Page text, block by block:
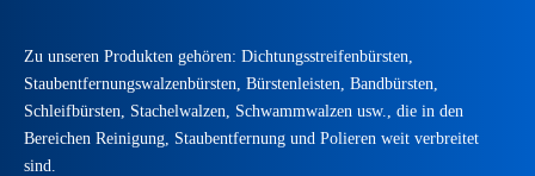
Zu unseren Produkten gehören: Dichtungsstreifenbürsten,
Staubentfernungswalzenbürsten, Bürstenleisten, Bandbürsten,
Schleifbürsten, Stachelwalzen, Schwammwalzen usw., die in den
Bereichen Reinigung, Staubentfernung und Polieren weit verbreitet
sind.